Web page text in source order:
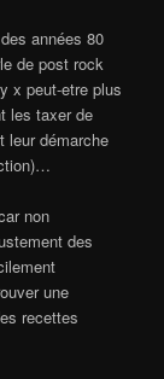
années 80
de post rock
x peut-etre plus
les taxer de
leur démarche
non
des
une
recettes